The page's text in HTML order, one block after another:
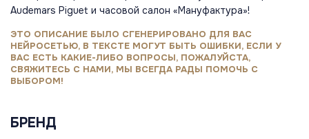
Audemars Piguet и часовой салон «Мануфактура»!
ЭТО ОПИСАНИЕ БЫЛО СГЕНЕРИРОВАНО ДЛЯ ВАС
НЕЙРОСЕТЬЮ, В ТЕКСТЕ МОГУТ БЫТЬ ОШИБКИ, ЕСЛИ У
ВАС ЕСТЬ КАКИЕ-ЛИБО ВОПРОСЫ, ПОЖАЛУЙСТА,
СВЯЖИТЕСЬ С НАМИ, МЫ ВСЕГДА РАДЫ ПОМОЧЬ С
ВЫБОРОМ!
БРЕНД